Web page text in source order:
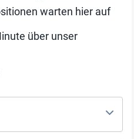
warten hier auf
über unser